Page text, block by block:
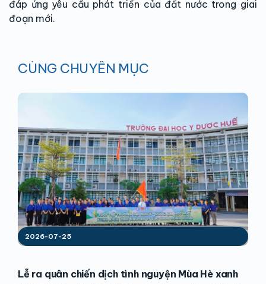
đáp ứng yêu cầu phát triển của đất nước trong giai
đoạn mới.
CÙNG CHUYÊN MỤC
2026-07-25
Lễ ra quân chiến dịch tình nguyện Mùa Hè xanh